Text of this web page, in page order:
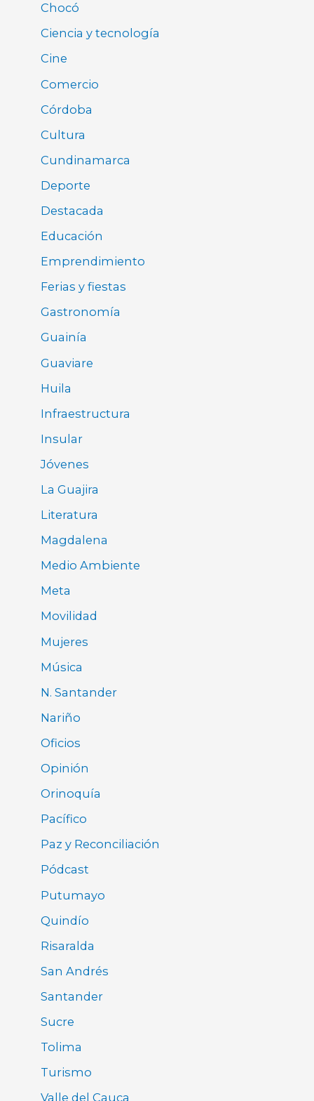
Chocó
Ciencia y tecnología
Cine
Comercio
Córdoba
Cultura
Cundinamarca
Deporte
Destacada
Educación
Emprendimiento
Ferias y fiestas
Gastronomía
Guainía
Guaviare
Huila
Infraestructura
Insular
Jóvenes
La Guajira
Literatura
Magdalena
Medio Ambiente
Meta
Movilidad
Mujeres
Música
N. Santander
Nariño
Oficios
Opinión
Orinoquía
Pacífico
Paz y Reconciliación
Pódcast
Putumayo
Quindío
Risaralda
San Andrés
Santander
Sucre
Tolima
Turismo
Valle del Cauca